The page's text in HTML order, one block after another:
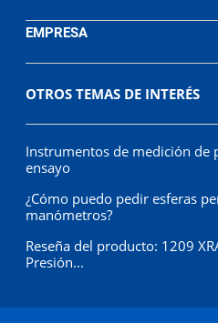
EMPRESA
OTROS TEMAS DE INTERÉS
Instrumentos de medición de
ensayo
¿Cómo puedo pedir esferas
manómetros?
Reseña del producto: 1209
Presión...